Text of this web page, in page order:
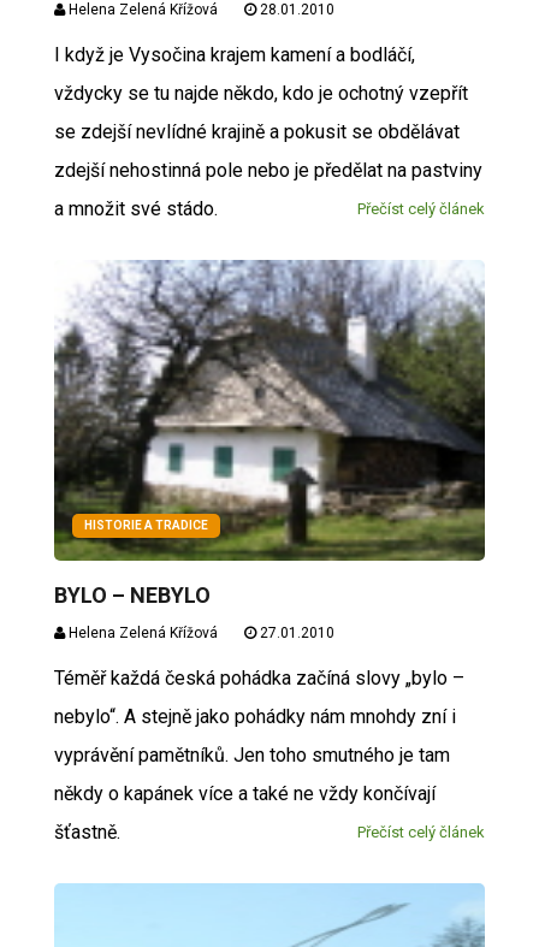
Helena Zelená Křížová 28.01.2010
I když je Vysočina krajem kamení a bodláčí,
vždycky se tu najde někdo, kdo je ochotný vzepřít
se zdejší nevlídné krajině a pokusit se obdělávat
zdejší nehostinná pole nebo je předělat na pastviny
a množit své stádo.
Přečíst celý článek
HISTORIE A TRADICE
BYLO – NEBYLO
Helena Zelená Křížová 27.01.2010
Téměř každá česká pohádka začíná slovy „bylo –
nebylo“. A stejně jako pohádky nám mnohdy zní i
vyprávění pamětníků. Jen toho smutného je tam
někdy o kapánek více a také ne vždy končívají
šťastně.
Přečíst celý článek